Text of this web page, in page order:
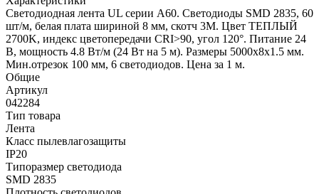
Светодиодная лента UL серии A60. Светодиоды SMD 2835, 60
шт/м, белая плата шириной 8 мм, скотч 3M. Цвет ТЕПЛЫЙ
2700K, индекс цветопередачи CRI>90, угол 120°. Питание 24
В, мощность 4.8 Вт/м (24 Вт на 5 м). Размеры 5000x8x1.5 мм.
Мин.отрезок 100 мм, 6 светодиодов. Цена за 1 м.
Общие
Артикул
042284
Тип товара
Лента
Класс пылевлагозащиты
IP20
Типоразмер светодиода
SMD 2835